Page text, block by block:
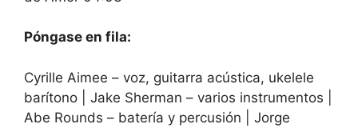
Póngase en fila:
Cyrille Aimee – voz, guitarra acústica, ukelele
barítono | Jake Sherman – varios instrumentos |
Abe Rounds – batería y percusión | Jorge